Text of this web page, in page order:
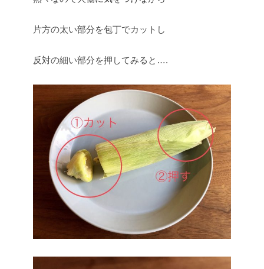
片方の太い部分を包丁でカットし
反対の細い部分を押してみると….